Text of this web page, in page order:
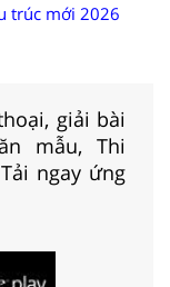
trúc mới 2026
giải bài
mẫu, Thi
ngay ứng